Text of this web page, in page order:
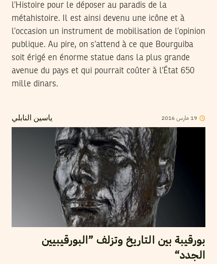
l’Histoire pour le déposer au paradis de la
métahistoire. Il est ainsi devenu une icône et à
l’occasion un instrument de mobilisation de l’opinion
publique. Au pire, on s’attend à ce que Bourguiba
soit érigé en énorme statue dans la plus grande
avenue du pays et qui pourrait coûter à l’État 650
mille dinars.
ياسين النابلي 19 مارس2016
بورقيبة بين التاريخ وتزلف ”البورقيبيين
الجدد“